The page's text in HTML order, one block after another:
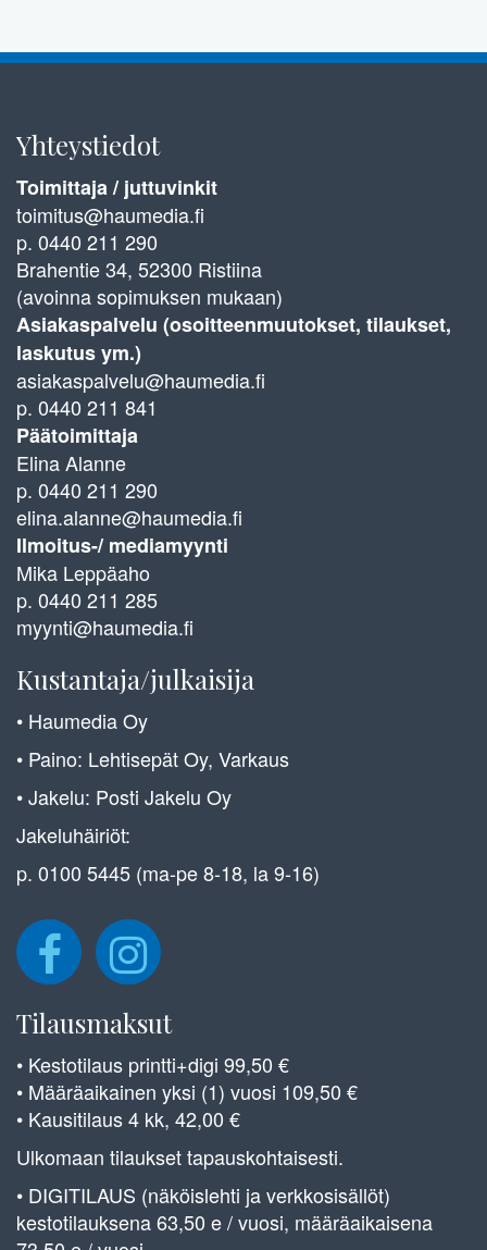
Yhteystiedot
Toimittaja / juttuvinkit
toimitus@haumedia.fi
p. 0440 211 290
Brahentie 34, 52300 Ristiina
(avoinna sopimuksen mukaan)
Asiakaspalvelu (osoitteenmuutokset, tilaukset,
laskutus ym.)
asiakaspalvelu@haumedia.fi
p. 0440 211 841
Päätoimittaja
Elina Alanne
p. 0440 211 290
elina.alanne@haumedia.fi
Ilmoitus-/ mediamyynti
Mika Leppäaho
p. 0440 211 285
myynti@haumedia.fi
Kustantaja/julkaisija
• Haumedia Oy
• Paino: Lehtisepät Oy, Varkaus
• Jakelu: Posti Jakelu Oy
Jakeluhäiriöt:
p. 0100 5445 (ma-pe 8-18, la 9-16)
Tilausmaksut
• Kestotilaus printti+digi 99,50 €
• Määräaikainen yksi (1) vuosi 109,50 €
• Kausitilaus 4 kk, 42,00 €
Ulkomaan tilaukset tapauskohtaisesti.
• DIGITILAUS (näköislehti ja verkkosisällöt)
kestotilauksena 63,50 e / vuosi, määräaikaisena